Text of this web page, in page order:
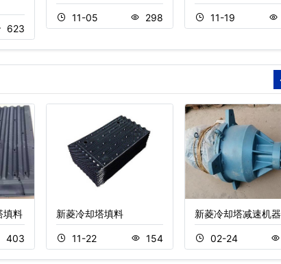
623
11-05 298 11-19
填料
403
新菱冷却塔填料
11-22 154
新菱冷却塔减速机器
02-24